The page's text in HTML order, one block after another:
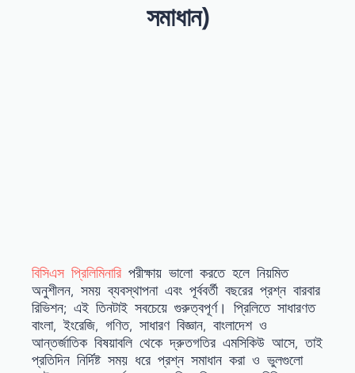
সমাধান)
বিসিএস প্রিলিমিনারি পরীক্ষায় ভালো করতে হলে নিয়মিত
অনুশীলন, সময় ব্যবস্থাপনা এবং পূর্ববর্তী বছরের প্রশ্ন বারবার
রিভিশন; এই তিনটাই সবচেয়ে গুরুত্বপূর্ণ। প্রিলিতে সাধারণত
বাংলা, ইংরেজি, গণিত, সাধারণ বিজ্ঞান, বাংলাদেশ ও
আন্তর্জাতিক বিষয়াবলি থেকে দ্রুতগতির এমসিকিউ আসে, তাই
প্রতিদিন নির্দিষ্ট সময় ধরে প্রশ্ন সমাধান করা ও ভুলগুলো